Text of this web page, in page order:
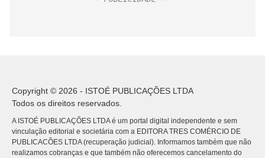
Copyright © 2026 - ISTOÉ PUBLICAÇÕES LTDA
Todos os direitos reservados.
A ISTOÉ PUBLICAÇÕES LTDA é um portal digital independente e sem
vinculação editorial e societária com a EDITORA TRES COMÉRCIO DE
PUBLICACÕES LTDA (recuperação judicial). Informamos também que não
realizamos cobranças e que também não oferecemos cancelamento do